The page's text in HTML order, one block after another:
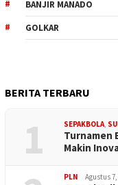
BANJIR MANADO
GOLKAR
BERITA TERBARU
1 SEPAKBOLA
Turnamen
Makin
PLN Agustus 7,